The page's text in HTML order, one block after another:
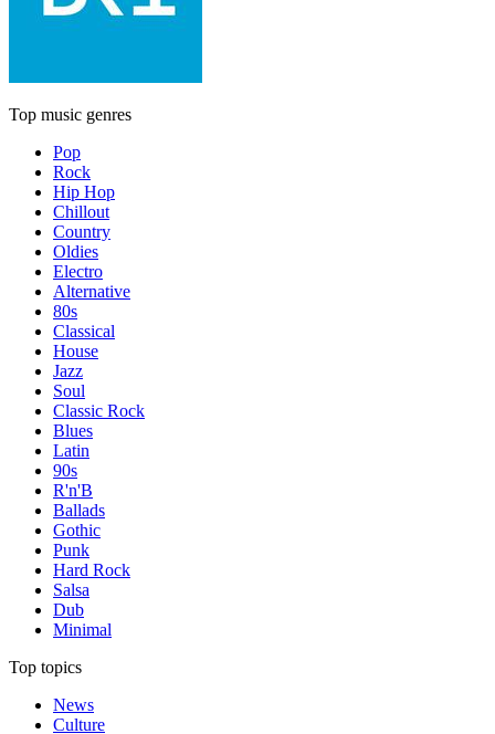
Top music genres
Pop
Rock
Hip Hop
Chillout
Country
Oldies
Electro
Alternative
80s
Classical
House
Jazz
Soul
Classic Rock
Blues
Latin
90s
R'n'B
Ballads
Gothic
Punk
Hard Rock
Salsa
Dub
Minimal
Top topics
News
Culture